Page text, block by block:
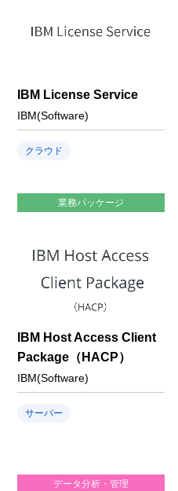
IBM License Service
IBM(Software)
クラウド
業務パッケージ
IBM Host Access Client
Package（HACP）
IBM(Software)
サーバー
データ分析・管理